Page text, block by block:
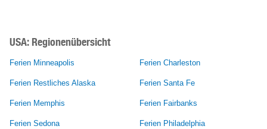
USA: Regionenübersicht
Ferien Minneapolis Ferien Charleston
Ferien Restliches Alaska Ferien Santa Fe
Ferien Memphis Ferien Fairbanks
Ferien Sedona Ferien Philadelphia